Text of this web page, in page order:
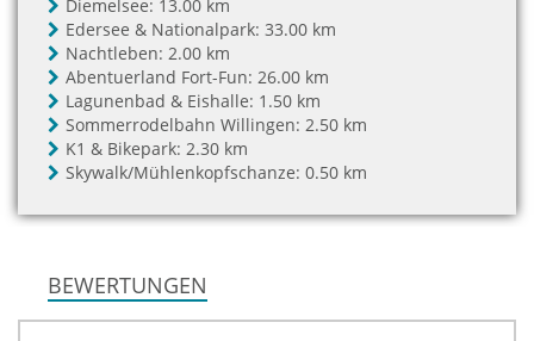
Diemelsee: 13.00 km
Edersee & Nationalpark: 33.00 km
Nachtleben: 2.00 km
Abentuerland Fort-Fun: 26.00 km
Lagunenbad & Eishalle: 1.50 km
Sommerrodelbahn Willingen: 2.50 km
K1 & Bikepark: 2.30 km
Skywalk/Mühlenkopfschanze: 0.50 km
BEWERTUNGEN